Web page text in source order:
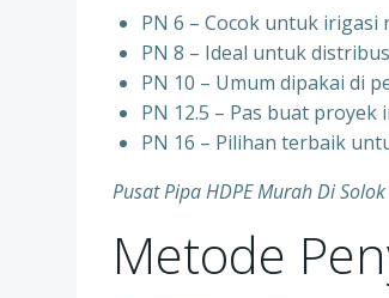
PN 6 – Cocok untuk
PN 8 – Ideal untuk
PN 10 – Umum dipakai di
PN 12.5 – Pas buat
PN 16 – Pilihan terbaik
Pusat Pipa HDPE Murah Di
Metode